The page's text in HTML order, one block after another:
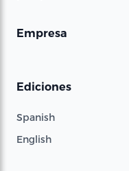
Empresa
Ediciones
Spanish
English